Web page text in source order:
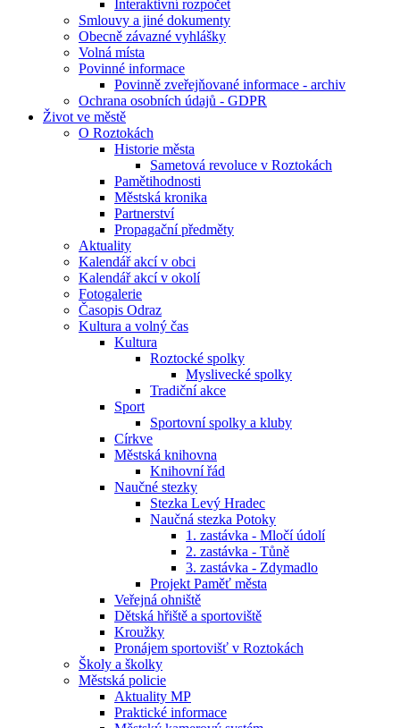
Interaktivní rozpočet
Smlouvy a jiné dokumenty
Obecně závazné vyhlášky
Volná místa
Povinné informace
Povinně zveřejňované informace - archiv
Ochrana osobních údajů - GDPR
Život ve městě
O Roztokách
Historie města
Sametová revoluce v Roztokách
Pamětihodnosti
Městská kronika
Partnerství
Propagační předměty
Aktuality
Kalendář akcí v obci
Kalendář akcí v okolí
Fotogalerie
Časopis Odraz
Kultura a volný čas
Kultura
Roztocké spolky
Myslivecké spolky
Tradiční akce
Sport
Sportovní spolky a kluby
Církve
Městská knihovna
Knihovní řád
Naučné stezky
Stezka Levý Hradec
Naučná stezka Potoky
1. zastávka - Mločí údolí
2. zastávka - Tůně
3. zastávka - Zdymadlo
Projekt Paměť města
Veřejná ohniště
Dětská hřiště a sportoviště
Kroužky
Pronájem sportovišť v Roztokách
Školy a školky
Městská policie
Aktuality MP
Praktické informace